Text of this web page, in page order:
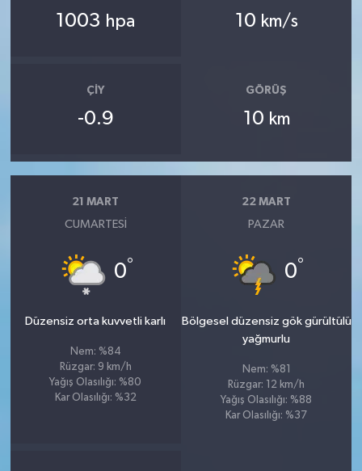
1003 hpa 10 km/s
ÇIY
-0.9
GÖRÜŞ
10 km
21 MART
CUMARTESI
0°
Düzensiz orta kuvvetli karlı
Nem: %84
Rüzgar: 9 km/h
Yağış Olasılığı: %80
Kar Olasılığı: %32
22 MART
PAZAR
0°
Bölgesel düzensiz gök gürültülü
yağmurlu
Nem: %81
Rüzgar: 12 km/h
Yağış Olasılığı: %88
Kar Olasılığı: %37